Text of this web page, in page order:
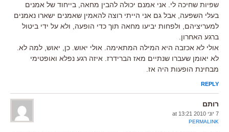
שפיות שחיכה לי. אני אמנם יכולה להבין מחאה, בייחוד של אמנים
בעלי השפעה, אבל גם אני הייתי רוצה להאמין שאמנים ישארו נאמנים
למעריציהם, ולפחות יביעו מחאה תוך כדי הופעה, ולא על ידי ביטול
ברגע האחרון.
אולי לא אכזבה היא המילה המתאימה. אולי יאוש. כן, יאוש, למה לא.
לא יאומן שעברו שנתיים מאז הברידרז. איזה רגע נפלא ואופטימי
מבחינת הופעות היה אז.
REPLY
רותם
7 יוני 2010 at 13:21
PERMALINK